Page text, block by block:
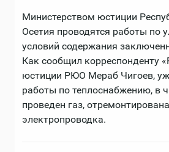
Министерством юстиции
Осетия проводятся работы по
условий содержания
Как сообщил корреспонденту
юстиции РЮО Мераб Чигоев,
работы по теплоснабжению, в
проведен газ, отремонтирована
электропроводка.